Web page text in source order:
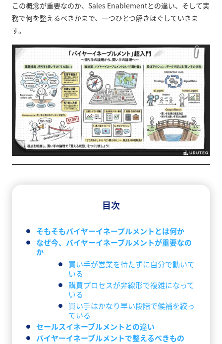
この概念が重要なのか、Sales Enablementとの違い、そして実
務で何を整えるべきかまで、一つひとつ解きほぐしていきま
す。
目次
そもそもバイヤーイネーブルメントとは何か
なぜ今、バイヤーイネーブルメントが重要なの
か
買い手が営業を待たずに自分で動いて
いる
購買プロセスが非線形で複雑になって
いる
買い手はかなり早い段階で候補を絞っ
ている
セールスイネーブルメントとの違い
バイヤーイネーブルメントで整えるべきもの